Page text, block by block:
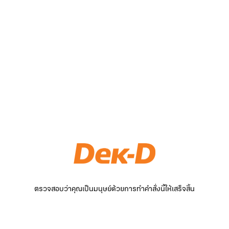
ตรวจสอบว่าคุณเป็นมนุษย์ด้วยการทำคำสั่งนี้ให้เสร็จสิ้น